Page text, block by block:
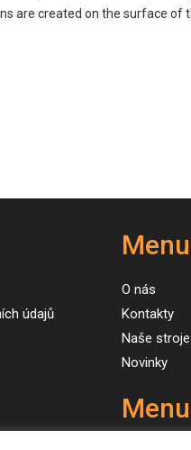
are created on the surface of
údajů
Menu
O nás
Kontakty
Naše stroje
Novinky
Menu